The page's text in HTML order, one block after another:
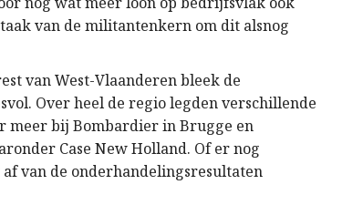
van de militantenkern om dit alsnog
van West-Vlaanderen bleek de
Over heel de regio legden verschillende
meer bij Bombardier in Brugge en
Case New Holland. Of er nog
van de onderhandelingsresultaten